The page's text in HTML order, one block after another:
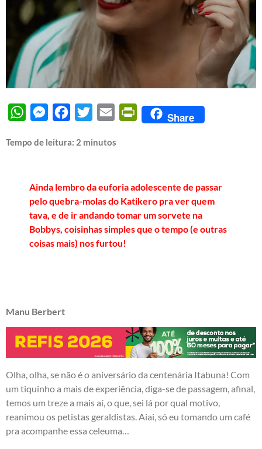
WhatsAppMessengerFacebook
Twitter Email PrintFriendly
Share
Tempo de leitura: 2 minutos
Ainda lembro da euforia adolescente de passar
pelo quebra-molas do Katikero pra ver quem
tava, e de ir andando tomar um sorvete na
Bobbys, coisinhas simples que o tempo (e outras
coisas mais) nos furtou!
Manu Berbert
Olha, olha, se não é o aniversário da centenária Itabuna! Com
um tiquinho a mais de experiência, diga-se de passagem, afinal,
temos um treze a mais aí, o que, sei lá por qual motivo,
reanimou os petistas geraldistas. Aiai, só eu tomando um café
pra acompanhe essa celeuma…